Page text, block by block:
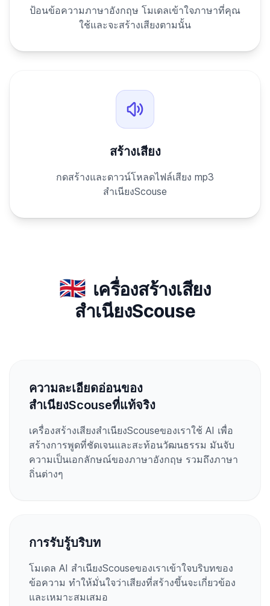
ป้อนข้อความภาษาอังกฤษ โมเดลเข้าใจภาษาที่คุณ
ใช้และจะสร้างเสียงตามนั้น
สร้างเสียง
กดสร้างและดาวน์โหลดไฟล์เสียง mp3
สำเนียงScouse
🇬🇧 เครื่องสร้างเสียง
สำเนียงScouse
ความละเอียดอ่อนของ
สำเนียงScouseที่แท้จริง
เครื่องสร้างเสียงสำเนียงScouseของเราใช้ AI เพื่อ
สร้างการพูดที่ชัดเจนและสะท้อนวัฒนธรรม มันจับ
ความเป็นเอกลักษณ์ของภาษาอังกฤษ รวมถึงภาษา
ถิ่นต่างๆ
การรับรู้บริบท
โมเดล AI สำเนียงScouseของเราเข้าใจบริบทของ
ข้อความ ทำให้มั่นใจว่าเสียงที่สร้างขึ้นจะเกี่ยวข้อง
และเหมาะสมเสมอ